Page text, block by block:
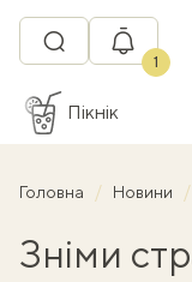
1
Пікнік
Головна Новини
Зніми